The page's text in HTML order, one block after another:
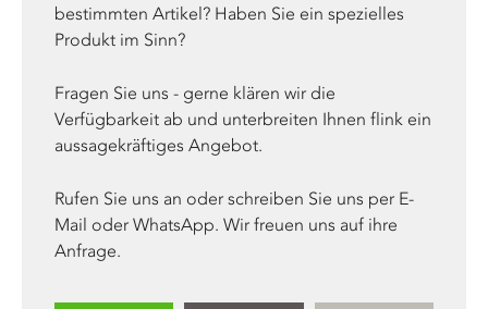
bestimmten Artikel? Haben Sie ein spezielles
Produkt im Sinn?
Fragen Sie uns - gerne klären wir die
Verfügbarkeit ab und unterbreiten Ihnen flink ein
aussagekräftiges Angebot.
Rufen Sie uns an oder schreiben Sie uns per E-
Mail oder WhatsApp. Wir freuen uns auf ihre
Anfrage.